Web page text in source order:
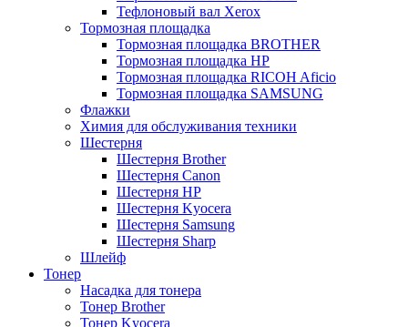
Тефлоновый вал Xerox
Тормозная площадка
Тормозная площадка BROTHER
Тормозная площадка HP
Тормозная площадка RICOH Aficio
Тормозная площадка SAMSUNG
Флажки
Химия для обслуживания техники
Шестерня
Шестерня Brother
Шестерня Canon
Шестерня HP
Шестерня Kyocera
Шестерня Samsung
Шестерня Sharp
Шлейф
Тонер
Насадка для тонера
Тонер Brother
Тонер Kyocera